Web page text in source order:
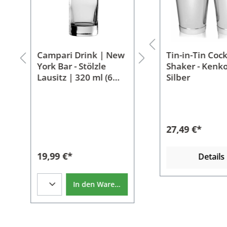
Campari Drink | New
York Bar - Stölzle
Lausitz | 320 ml (6
19,99 €*
In den Warenkorb
Longdrink Glas |
Basic Bar Motion
Schott Zwiesel |
1 Karton - 6 Gläser
French Shaker
Chrono | 2 teilig - 550
ml - Silber
Tin-in-Tin
Shaker -
Silber
27,49 €*
Details
Barmaß Mr.
30/60 ml -
13,99 €*
In